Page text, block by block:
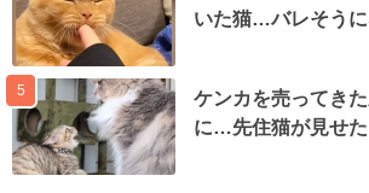
いた猫…バレそう
5
ケンカを売ってき
に…先住猫が見せ